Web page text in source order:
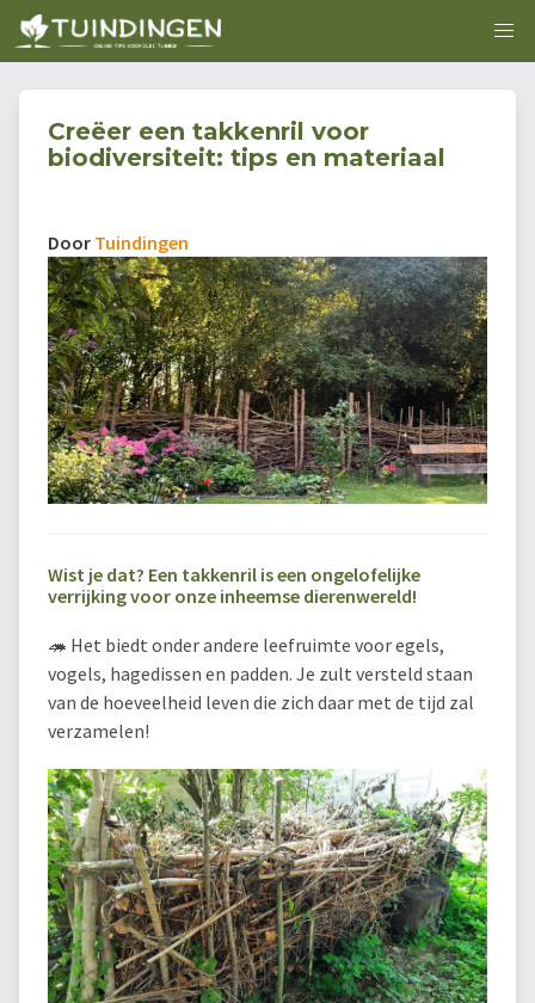
Creëer een takkenril voor
biodiversiteit: tips en materiaal
Door Tuindingen
Wist je dat? Een takkenril is een ongelofelijke
verrijking voor onze inheemse dierenwereld!
🦔 Het biedt onder andere leefruimte voor egels,
vogels, hagedissen en padden. Je zult versteld staan
van de hoeveelheid leven die zich daar met de tijd zal
verzamelen!